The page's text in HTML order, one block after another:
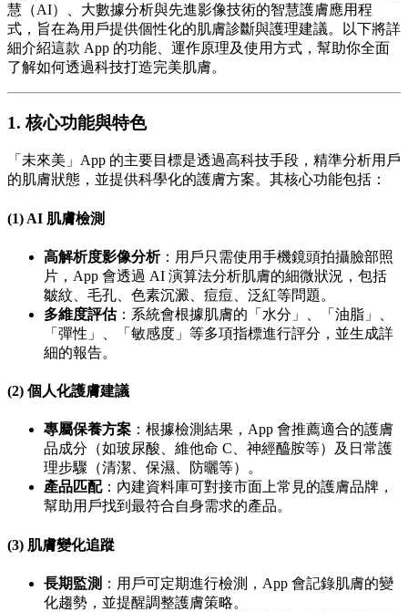
慧（AI）、大數據分析與先進影像技術的智慧護膚應用程
式，旨在為用戶提供個性化的肌膚診斷與護理建議。以下將詳
細介紹這款 App 的功能、運作原理及使用方式，幫助你全面
了解如何透過科技打造完美肌膚。
1. 核心功能與特色
「未來美」App 的主要目標是透過高科技手段，精準分析用戶
的肌膚狀態，並提供科學化的護膚方案。其核心功能包括：
(1) AI 肌膚檢測
高解析度影像分析：用戶只需使用手機鏡頭拍攝臉部照
片，App 會透過 AI 演算法分析肌膚的細微狀況，包括
皺紋、毛孔、色素沉澱、痘痘、泛紅等問題。
多維度評估：系統會根據肌膚的「水分」、「油脂」、
「彈性」、「敏感度」等多項指標進行評分，並生成詳
細的報告。
(2) 個人化護膚建議
專屬保養方案 ：根據檢測結果，App 會推薦適合的護膚
品成分（如玻尿酸、維他命 C、神經醯胺等）及日常護
理步驟（清潔、保濕、防曬等）。
產品匹配：內建資料庫可對接市面上常見的護膚品牌，
幫助用戶找到最符合自身需求的產品。
(3) 肌膚變化追蹤
長期監測 ：用戶可定期進行檢測，App 會記錄肌膚的變
化趨勢，並提醒調整護膚策略。